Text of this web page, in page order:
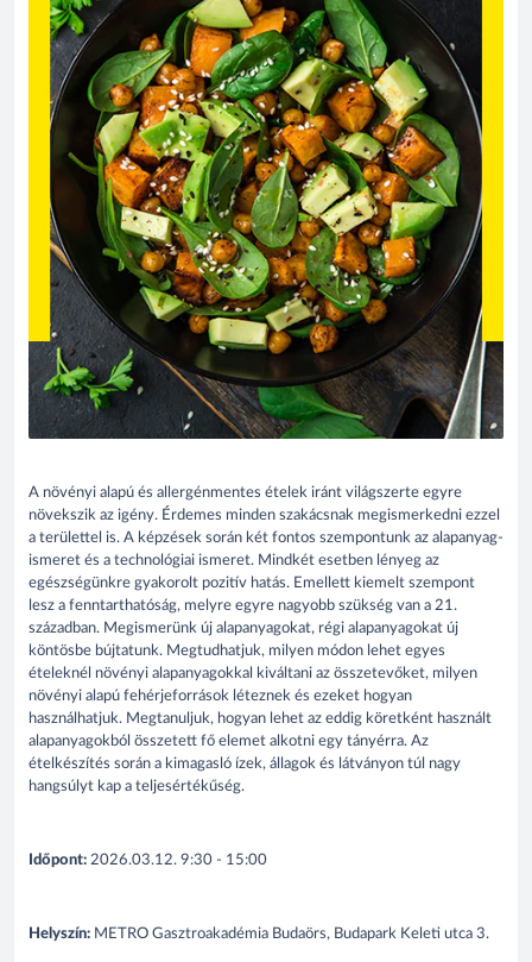
A növényi alapú és allergénmentes ételek iránt világszerte egyre
növekszik az igény. Érdemes minden szakácsnak megismerkedni ezzel
a területtel is. A képzések során két fontos szempontunk az alapanyag-
ismeret és a technológiai ismeret. Mindkét esetben lényeg az
egészségünkre gyakorolt pozitív hatás. Emellett kiemelt szempont
lesz a fenntarthatóság, melyre egyre nagyobb szükség van a 21.
században. Megismerünk új alapanyagokat, régi alapanyagokat új
köntösbe bújtatunk. Megtudhatjuk, milyen módon lehet egyes
ételeknél növényi alapanyagokkal kiváltani az összetevőket, milyen
növényi alapú fehérjeforrások léteznek és ezeket hogyan
használhatjuk. Megtanuljuk, hogyan lehet az eddig köretként használt
alapanyagokból összetett fő elemet alkotni egy tányérra. Az
ételkészítés során a kimagasló ízek, állagok és látványon túl nagy
hangsúlyt kap a teljesértékűség.
Időpont: 2026.03.12. 9:30 - 15:00
Helyszín: METRO Gasztroakadémia Budaörs, Budapark Keleti utca 3.